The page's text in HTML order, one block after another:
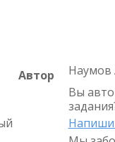
Автор
Наумов
Вы